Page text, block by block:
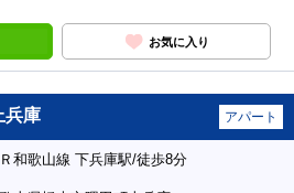
お気に入り
兵庫 アパート
Ｒ和歌山線 下兵庫駅/徒歩8分